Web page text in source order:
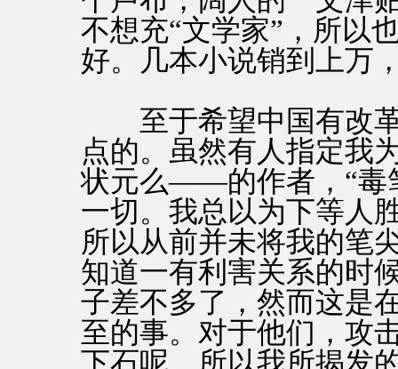
不想充“文学家”，所以
好。几本小说销到上万
至于希望中国有改革
点的。虽然有人指定
状元么——的作者，“毒
一切。我总以为下等人
所以从前并未将我的笔
知道一有利害关系的时
子差不多了，然而这是
至的事。对于他们，攻